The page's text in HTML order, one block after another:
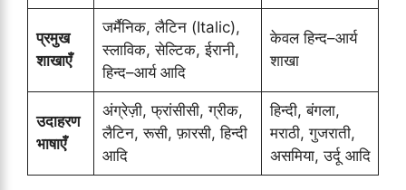
प्रमुख
शाखाएँ
जर्मैनिक, लैटिन (Italic),
स्लाविक, सेल्टिक, ईरानी,
हिन्द–आर्य आदि
केवल हिन्द–आर्य
शाखा
उदाहरण
भाषाएँ
अंग्रेज़ी, फ्रांसीसी, ग्रीक,
लैटिन, रूसी, फ़ारसी, हिन्दी
आदि
हिन्दी, बंगला,
मराठी, गुजराती,
असमिया, उर्दू आदि